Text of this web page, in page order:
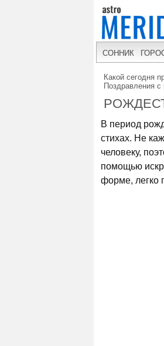
СОННИК
Какой сегодня
Поздравления
В период
стихах. Не
человеку,
помощью
форме, легко